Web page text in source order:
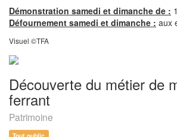
Démonstration samedi et dimanche de :
Défournement samedi et dimanche : aux
Visuel ©TFA
Découverte du métier de
ferrant
Patrimoine